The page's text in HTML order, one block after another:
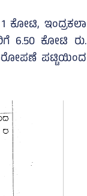
ಕೋಟಿ, ಇಂದ್ರಕಲಾ
6.50 ಕೋಟಿ ರು.
ಪಟ್ಟಿಯಿಂದ